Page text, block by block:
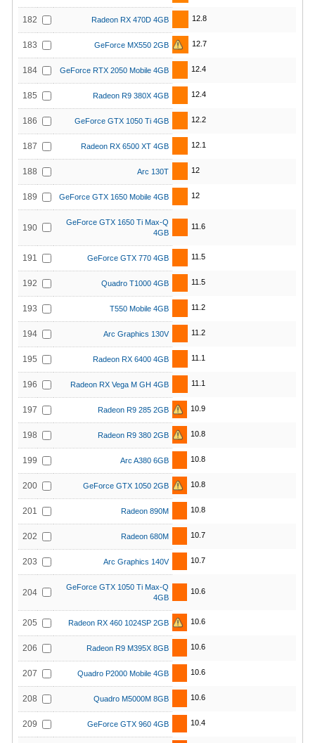
182 Radeon RX 470D 4GB 12.8
183 GeForce MX550 2GB 12.7
184 GeForce RTX 2050 Mobile 4GB 12.4
185 Radeon R9 380X 4GB 12.4
186 GeForce GTX 1050 Ti 4GB 12.2
187 Radeon RX 6500 XT 4GB 12.1
188 Arc 130T 12
189 GeForce GTX 1650 Mobile 4GB 12
190
GeForce GTX 1650 Ti Max-Q
4GB
11.6
191 GeForce GTX 770 4GB 11.5
192 Quadro T1000 4GB 11.5
193 T550 Mobile 4GB 11.2
194 Arc Graphics 130V 11.2
195 Radeon RX 6400 4GB 11.1
196 Radeon RX Vega M GH 4GB 11.1
197 Radeon R9 285 2GB 10.9
198 Radeon R9 380 2GB 10.8
199 Arc A380 6GB 10.8
200 GeForce GTX 1050 2GB 10.8
201 Radeon 890M 10.8
202 Radeon 680M 10.7
203 Arc Graphics 140V 10.7
204
GeForce GTX 1050 Ti Max-Q
4GB
10.6
205 Radeon RX 460 1024SP 2GB 10.6
206 Radeon R9 M395X 8GB 10.6
207 Quadro P2000 Mobile 4GB 10.6
208 Quadro M5000M 8GB 10.6
209 GeForce GTX 960 4GB 10.4